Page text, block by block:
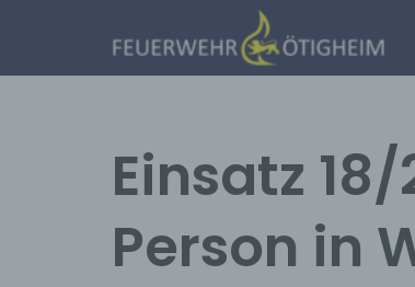
Einsatz
Person in